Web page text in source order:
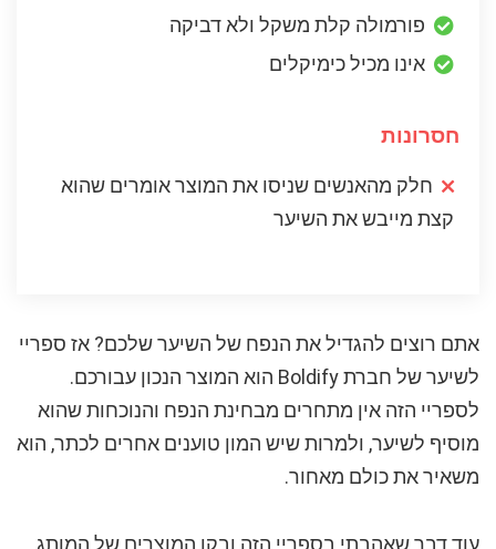
פורמולה קלת משקל ולא דביקה
אינו מכיל כימיקלים
חסרונות
חלק מהאנשים שניסו את המוצר אומרים שהוא
קצת מייבש את השיער
אתם רוצים להגדיל את הנפח של השיער שלכם? אז ספריי
לשיער של חברת Boldify הוא המוצר הנכון עבורכם.
לספריי הזה אין מתחרים מבחינת הנפח והנוכחות שהוא
מוסיף לשיער, ולמרות שיש המון טוענים אחרים לכתר, הוא
משאיר את כולם מאחור.
עוד דבר שאהבתי בספריי הזה ובקו המוצרים של המותג